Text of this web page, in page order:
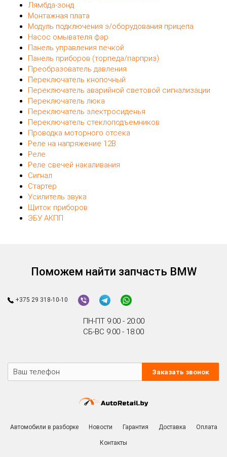
Лямбда-зонд
Монтажная плата
Модуль подключения э/оборудования прицепа
Насос омывателя фар
Панель управления печкой
Панель приборов (торпеда/парприз)
Преобразователь давления
Переключатель кнопочный
Переключатель аварийной световой сигнализации
Переключатель люка
Переключатель электросиденья
Переключатель стеклоподъемников
Проводка моторного отсека
Реле на напряжение 12В
Реле
Реле свечей накаливания
Сигнал
Стартер
Усилитель звука
Щиток приборов
ЭБУ АКПП
Поможем найти запчасть BMW
+375 29 318-10-10
ПН-ПТ 9:00 - 20:00
СБ-ВС 9:00 - 18:00
Заказать звонок
Автомобили в разборке Новости Гарантия Доставка Оплата
Контакты